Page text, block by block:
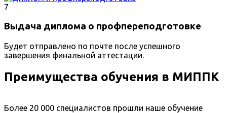
7
Выдача диплома о профпереподготовке
Будет отправлено по почте после успешного
завершения финальной аттестации.
Преимущества обучения в МИППК
Более 20 000 специалистов прошли наше обучение